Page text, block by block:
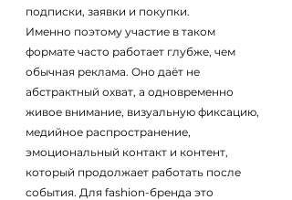
подписки, заявки и покупки.
Именно поэтому участие в таком
формате часто работает глубже, чем
обычная реклама. Оно даёт не
абстрактный охват, а одновременно
живое внимание, визуальную фиксацию,
медийное распространение,
эмоциональный контакт и контент,
который продолжает работать после
события. Для fashion-бренда это